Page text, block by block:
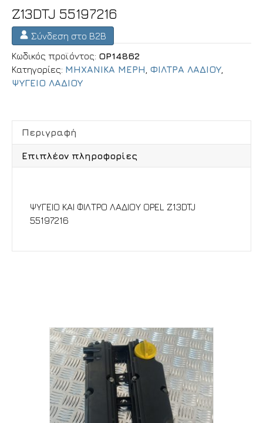
Z13DTJ 55197216
Σύνδεση στο B2B
Κωδικός προϊόντος: OP14862
Κατηγορίες: ΜΗΧΑΝΙΚΑ ΜΕΡΗ ΦΙΛΤΡΑ ΛΑΔΙΟΥ
ΨΥΓΕΙΟ ΛΑΔΙΟΥ
Περιγραφή
Επιπλέον πληροφορίες
ΨΥΓΕΙΟ ΚΑΙ ΦΙΛΤΡΟ ΛΑΔΙΟΥ OPEL Z13DTJ
55197216